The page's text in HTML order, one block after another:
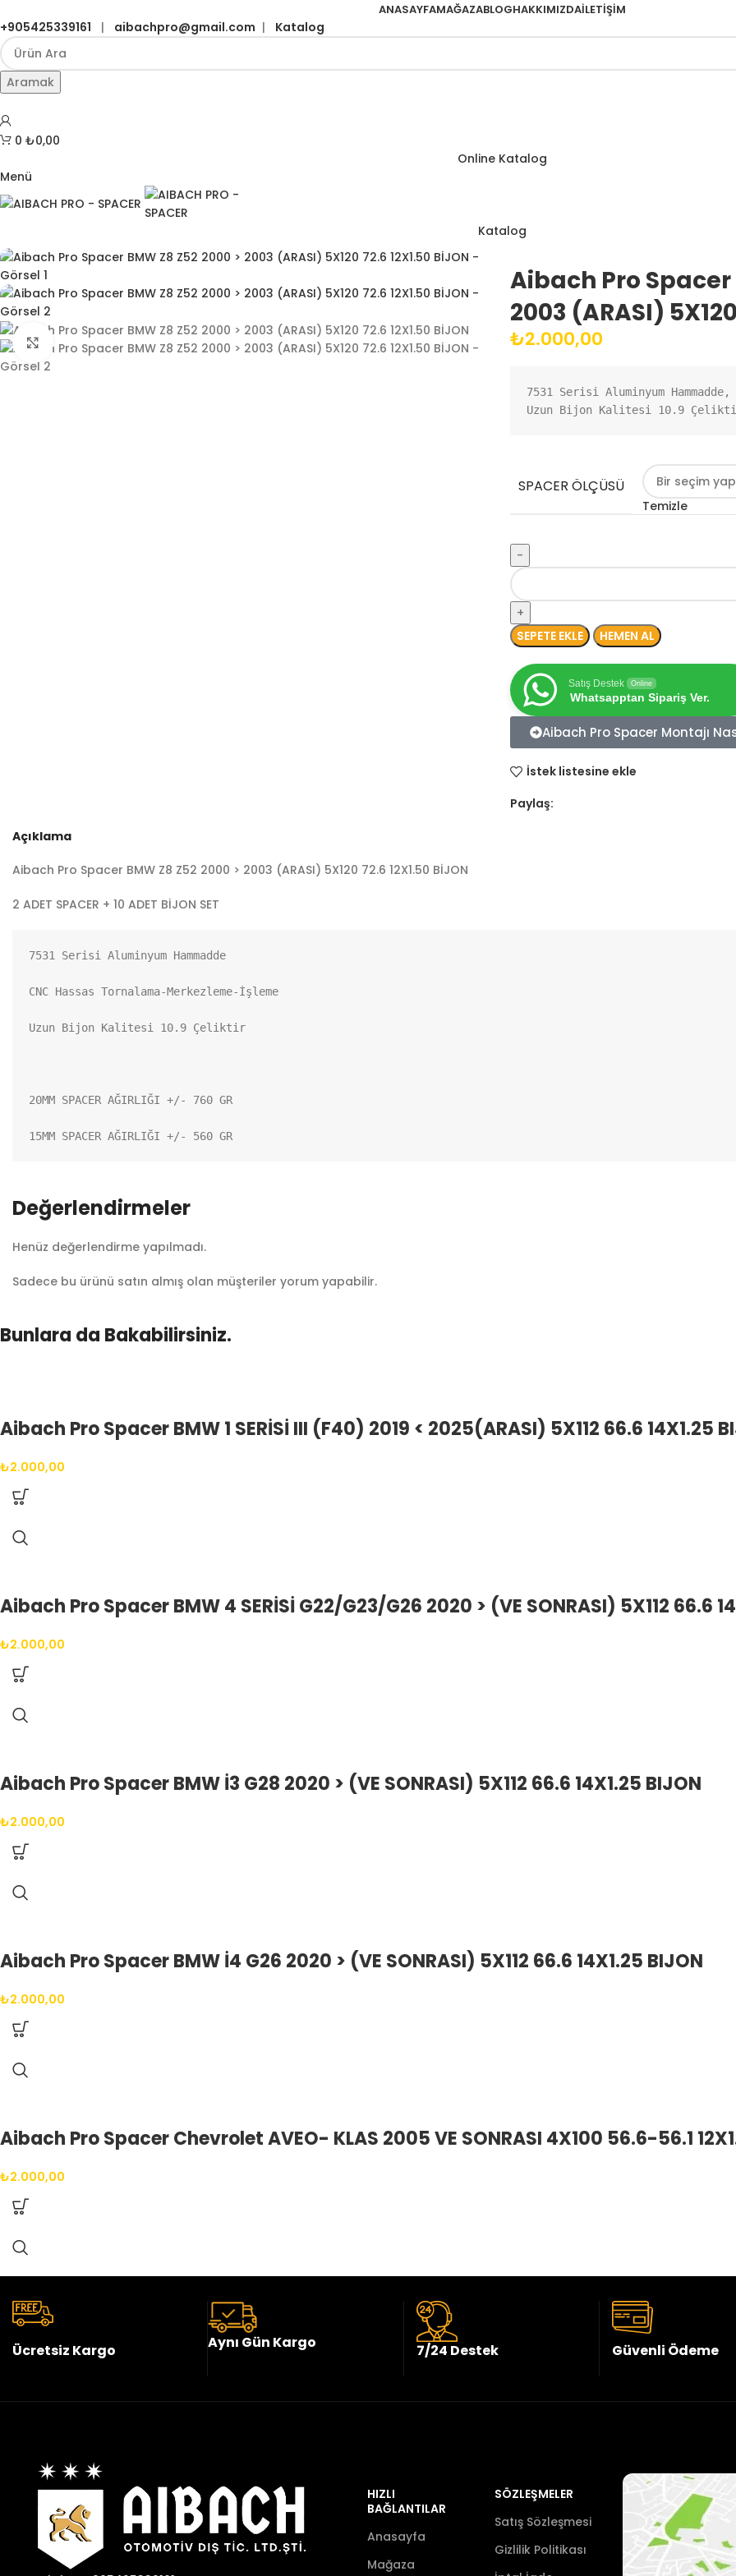
ANASAYFAMAĞAZABLOGHAKKIMIZDAİLETIŞIM
+905425339161 | aibachpro@gmail.com | Katalog
Aramak
0 ₺0,00
Online Katalog
Menü
Katalog
Büyütmek için tıklayın
Aibach Pro Spacer
2003 (ARASI)
₺2.000,00
7531 Serisi Aluminyum
Uzun Bijon Kalitesi 10.9
SPACER ÖLÇÜSÜ
Temizle
SEPETE EKLE HEMEN AL
Satış Destek Online
Whatsapptan Sipariş Ver.
Aibach Pro Spacer Montajı
İstek listesine ekle
Paylaş:
Açıklama
Aibach Pro Spacer BMW Z8 Z52 2000 > 2003 (ARASI) 5X120 72.6 12X1.50 BİJON
2 ADET SPACER + 10 ADET BİJON SET
7531 Serisi Aluminyum Hammadde
CNC Hassas Tornalama-Merkezleme-İşleme
Uzun Bijon Kalitesi 10.9 Çeliktir
20MM SPACER AĞIRLIĞI +/- 760 GR
15MM SPACER AĞIRLIĞI +/- 560 GR
Değerlendirmeler
Henüz değerlendirme yapılmadı.
Sadece bu ürünü satın almış olan müşteriler yorum yapabilir.
Bunlara da Bakabilirsiniz.
Aibach Pro Spacer BMW 1 SERİSİ III (F40) 2019 < 2025(ARASI) 5X112 66.6 14X1.25
₺2.000,00
Aibach Pro Spacer BMW 4 SERİSİ G22/G23/G26 2020 > (VE SONRASI) 5X112 66.6
₺2.000,00
Aibach Pro Spacer BMW İ3 G28 2020 > (VE SONRASI) 5X112 66.6 14X1.25 BIJON
₺2.000,00
Aibach Pro Spacer BMW İ4 G26 2020 > (VE SONRASI) 5X112 66.6 14X1.25 BIJON
₺2.000,00
Aibach Pro Spacer Chevrolet AVEO- KLAS 2005 VE SONRASI 4X100 56.6-56.1
₺2.000,00
Ücretsiz Kargo Aynı Gün Kargo 7/24 Destek Güvenli Ödeme
HIZLI
BAĞLANTILAR
Anasayfa
Mağaza
SÖZLEŞMELER
Satış Sözleşmesi
Gizlilik Politikası